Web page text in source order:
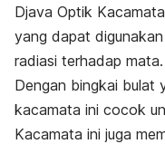
Djava Optik
yang dapat
radiasi terhadap mata.
Dengan bingkai bulat
kacamata ini cocok
Kacamata ini juga